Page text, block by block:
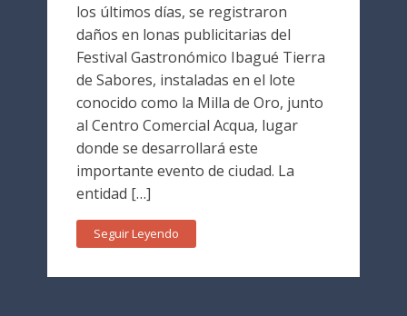
los últimos días, se registraron
daños en lonas publicitarias del
Festival Gastronómico Ibagué Tierra
de Sabores, instaladas en el lote
conocido como la Milla de Oro, junto
al Centro Comercial Acqua, lugar
donde se desarrollará este
importante evento de ciudad. La
entidad […]
Seguir Leyendo